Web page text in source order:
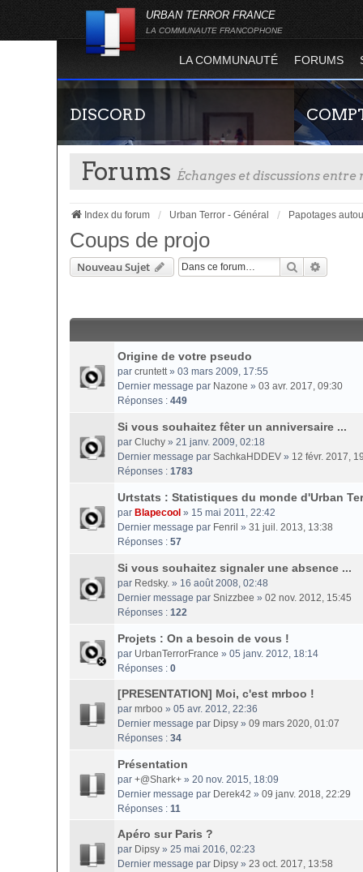
URBAN TERROR FRANCE
LA COMMUNAUTE FRANCOPHONE
LA COMMUNAUTÉ FORUMS
DISCORD
Rejoignez-nous sur le discord Urban Terror
Guide
Forums Échanges et discussions
Index du forum Urban Terror - Général Papotages
Coups de projo
Nouveau Sujet Rechercher
Origine de votre pseudo
par cruntett» 03 mars 2009, 17:55
Dernier message par Nazone » 03 avr. 2017, 09:30
Réponses : 449
Si vous souhaitez fêter un anniversaire ...
par Cluchy » 21 janv. 2009, 02:18
Dernier message par SachkaHDDEV » 12 févr. 2017,
Réponses : 1783
Urtstats : Statistiques du monde d'Urban
par Blapecool » 15 mai 2011, 22:42
Dernier message par Fenril » 31 juil. 2013, 13:38
Réponses : 57
Si vous souhaitez signaler une absence ...
par Redsky. » 16 août 2008, 02:48
Dernier message par Snizzbee » 02 nov. 2012, 15:45
Réponses : 122
Projets : On a besoin de vous !
par UrbanTerrorFrance » 05 janv. 2012, 18:14
Réponses : 0
[PRESENTATION] Moi, c'est mrboo !
par mrboo » 05 avr. 2012, 22:36
Dernier message par Dipsy » 09 mars 2020, 01:07
Réponses : 34
Présentation
par +@Shark+ » 20 nov. 2015, 18:09
Dernier message par Derek42 » 09 janv. 2018, 22:29
Réponses : 11
Apéro sur Paris ?
par Dipsy » 25 mai 2016, 02:23
Dernier message par Dipsy » 23 oct. 2017, 13:58